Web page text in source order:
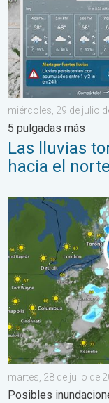
miércoles, 29 de julio
5 pulgadas más
Las lluvias
hacia el
Lluvias intensas en
martes, 28 de julio de
Posibles